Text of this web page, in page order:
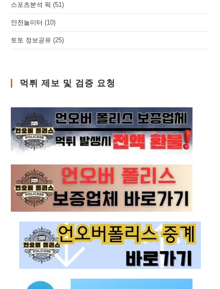
스포츠분석 픽 (51)
안전놀이터 (10)
토토 정보공유 (25)
먹튀 제보 및 검증 요청